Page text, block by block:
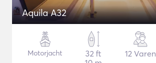
Aquila A32
Motorjacht
32 ft
12 Varen